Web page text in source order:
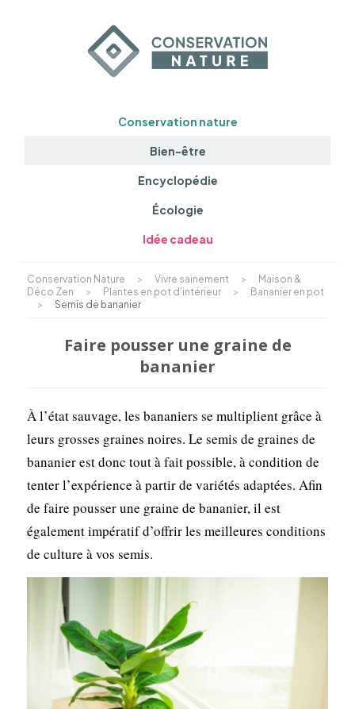
Conservation nature
Bien-être
Encyclopédie
Écologie
Idée cadeau
Conservation Nature > Vivre sainement >
Maison &
Déco Zen
> Plantes en pot d’intérieur >
Bananier en pot
>
Semis de bananier
Faire pousser une graine de
bananier
À l’état sauvage, les bananiers se multiplient grâce à
leurs grosses graines noires. Le semis de graines de
bananier est donc tout à fait possible, à condition de
tenter l’expérience à partir de variétés adaptées. Afin
de faire pousser une graine de bananier, il est
également impératif d’offrir les meilleures conditions
de culture à vos semis.